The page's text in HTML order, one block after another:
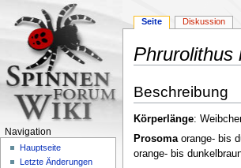
Phrurolithus
Navigation
springen
Suche
springen
Beschreibung
Körperlänge:
Prosomaorange- bis
orange- bis
Seite Diskussion
Navigation
Hauptseite
Letzte Änderungen